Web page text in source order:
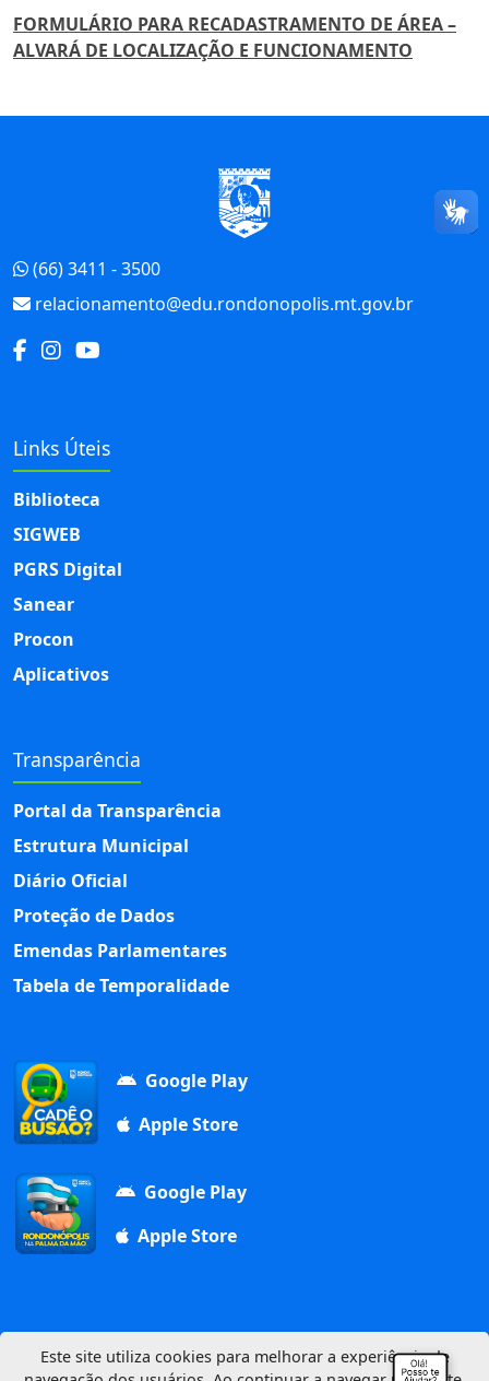
FORMULÁRIO PARA RECADASTRAMENTO DE ÁREA –
ALVARÁ DE LOCALIZAÇÃO E FUNCIONAMENTO
(66) 3411 - 3500
relacionamento@edu.rondonopolis.mt.gov.br
Links Úteis
Biblioteca
SIGWEB
PGRS Digital
Sanear
Procon
Aplicativos
Transparência
Portal da Transparência
Estrutura Municipal
Diário Oficial
Proteção de Dados
Emendas Parlamentares
Tabela de Temporalidade
Google Play
Apple Store
Google Play
Apple Store
Este site utiliza cookies para melhorar a experiência de